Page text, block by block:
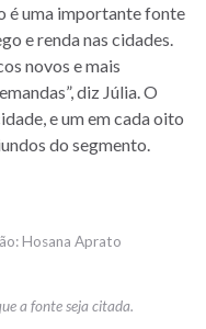
é uma importante fonte
e renda nas cidades.
novos e mais
diz Júlia. O
e um em cada oito
do segmento.
Hosana Aprato